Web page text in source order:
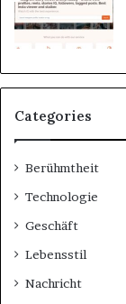
Categories
Berühmtheit
Technologie
Geschäft
Lebensstil
Nachricht